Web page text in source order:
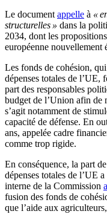
Le document appelle à «
structurelles » dans la
2034, dont les
européenne nouvellement
Les fonds de cohésion,
dépenses totales de l’UE,
part des responsables
budget de l’Union afin de
s’agit notamment de
capacité de défense. En
ans, appelée cadre
comme trop rigide.
En conséquence, la part
dépenses totales de l’UE
interne de la Commission
fusion des fonds de
que l’aide aux